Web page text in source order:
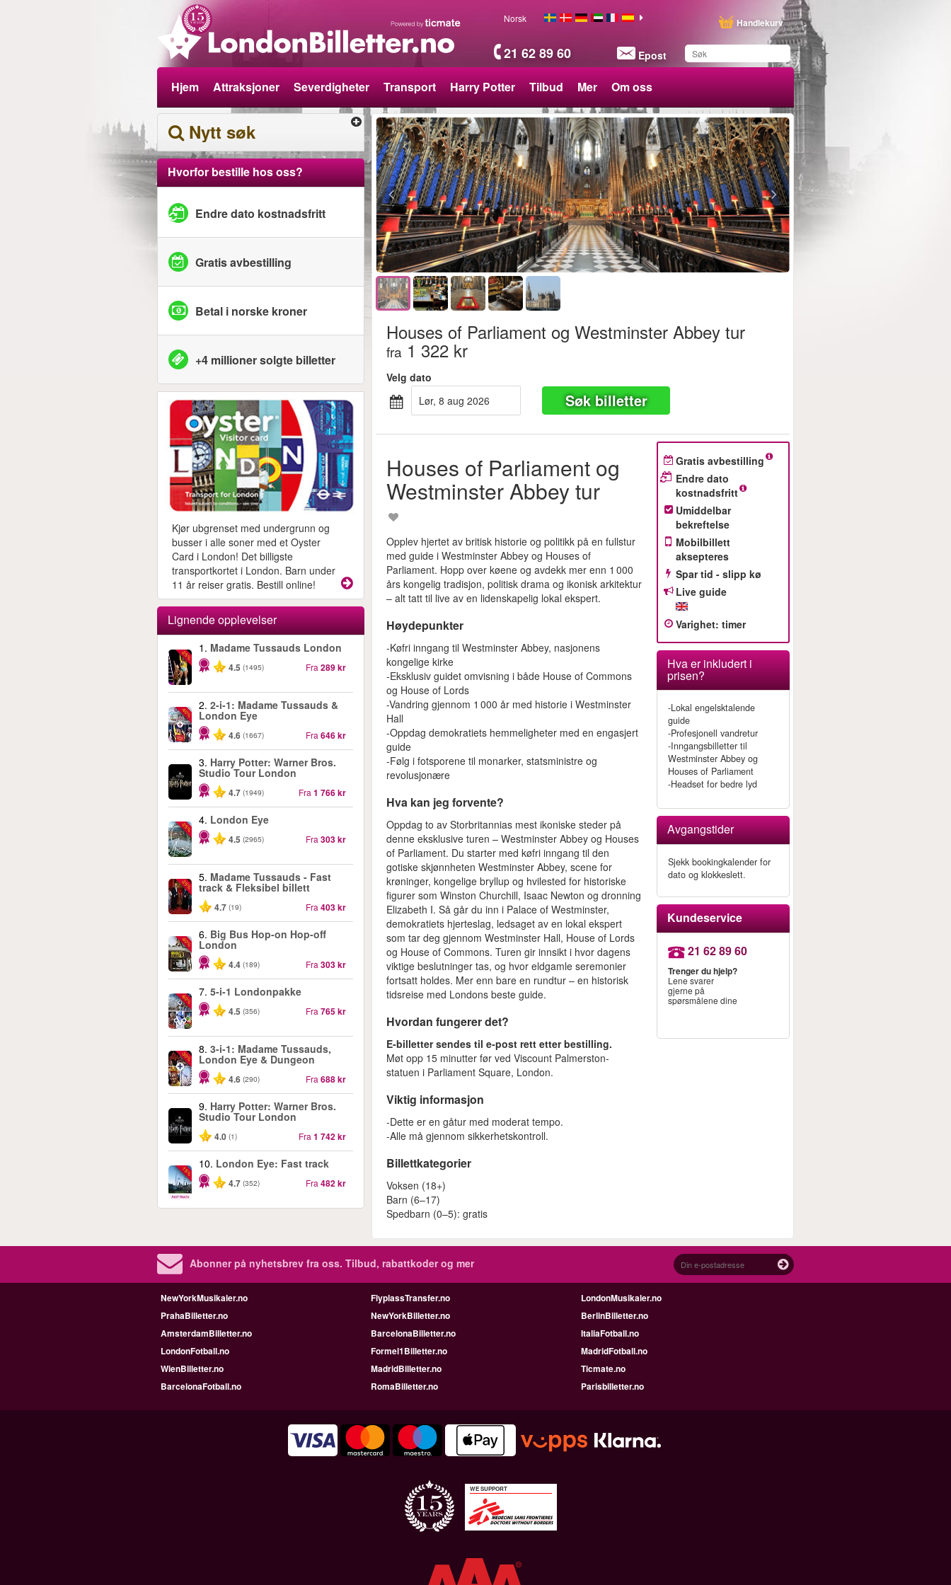
21 62 89 60 Epost
Handlekurv
Norsk
Hjem Attraksjoner Severdigheter Transport Harry Potter Tilbud Mer Om oss
Du har lagret dette
produktet på listen din
Nytt søk
Hvorfor bestille hos oss?
Endre dato kostnadsfritt
Gratis avbestilling
Betal i norske kroner
+4 millioner solgte billetter
Kjør ubgrenset med undergrunn og
busser i alle soner med et Oyster
Card i London! Det billigste
transportkortet i London. Barn under
11 år reiser gratis. Bestill online!
Lignende opplevelser
-25%
1. Madame Tussauds London
4.5 (1495) Fra 289 kr
-40%
2. 2-i-1: Madame Tussauds &
London Eye
4.6 (1667) Fra 646 kr
3. Harry Potter: Warner Bros.
Studio Tour London
4.7 (1949) Fra 1 766 kr
-25%
4. London Eye
4.5 (2965) Fra 303 kr
-25%
5. Madame Tussauds - Fast
track & Fleksibel billett
4.7 (19) Fra 403 kr
-40%
6. Big Bus Hop-on Hop-off
London
4.4 (189) Fra 303 kr
-60%
7. 5-i-1 Londonpakke
4.5 (356) Fra 765 kr
-30%
8. 3-i-1: Madame Tussauds,
London Eye & Dungeon
4.6 (290) Fra 688 kr
9. Harry Potter: Warner Bros.
Studio Tour London
4.0 (1) Fra 1 742 kr
-15%
10. London Eye: Fast track
4.7 (352) Fra 482 kr
Houses of Parliament og Westminster Abbey tur
fra 1 322 kr
Velg dato
lør, 8 aug 2026
Søk billetter
Houses of Parliament og
Westminster Abbey tur
Opplev hjertet av britisk historie og politikk på en fullstur
med guide i Westminster Abbey og Houses of
Parliament. Hopp over køene og avdekk mer enn 1 000
års kongelig tradisjon, politisk drama og ikonisk arkitektur
– alt tatt til live av en lidenskapelig lokal ekspert.
Høydepunkter
-Køfri inngang til Westminster Abbey, nasjonens
kongelige kirke
-Eksklusiv guidet omvisning i både House of Commons
og House of Lords
-Vandring gjennom 1 000 år med historie i Westminster
Hall
-Oppdag demokratiets hemmeligheter med en engasjert
guide
-Følg i fotsporene til monarker, statsministre og
revolusjonære
Hva kan jeg forvente?
Oppdag to av Storbritannias mest ikoniske steder på
denne eksklusive turen – Westminster Abbey og Houses
of Parliament. Du starter med køfri inngang til den
gotiske skjønnheten Westminster Abbey, scene for
krøninger, kongelige bryllup og hvilested for historiske
figurer som Winston Churchill, Isaac Newton og dronning
Elizabeth I. Så går du inn i Palace of Westminster,
demokratiets hjerteslag, ledsaget av en lokal ekspert
som tar deg gjennom Westminster Hall, House of Lords
og House of Commons. Turen gir innsikt i hvor dagens
viktige beslutninger tas, og hvor eldgamle seremoni­er
fortsatt holdes. Mer enn bare en rundtur – en historisk
tidsreise med Londons beste guide.
Hvordan fungerer det?
E‑billetter sendes til e‑post rett etter bestilling.
Møt opp 15 minutter før ved Viscount Palmerston-
statuen i Parliament Square, London.
Viktig informasjon
-Dette er en gåtur med moderat tempo.
-Alle må gjennom sikkerhetskontroll.
Billettkategorier
Voksen (18+)
Barn (6–17)
Spedbarn (0–5): gratis
Gratis avbestilling
Endre dato
kostnadsfritt
Umiddelbar
bekreftelse
Mobilbillett
aksepteres
Spar tid - slipp kø
Live guide
Varighet: timer
Hva er inkludert i
prisen?
-Lokal engelsktalende
guide
-Profesjonell vandretur
-Inngangsbilletter til
Westminster Abbey og
Houses of Parliament
-Headset for bedre lyd
Avgangstider
Sjekk bookingkalender for
dato og klokkeslett.
Kundeservice
21 62 89 60
Trenger du hjelp?
Lene svarer
gjerne på
spørsmålene dine
Abonner på nyhetsbrev fra oss. Tilbud, rabattkoder og mer
NewYorkMusikaler.no FlyplassTransfer.no
LondonMusikaler.no
PrahaBilletter.no
NewYorkBilletter.no
BerlinBilletter.no
AmsterdamBilletter.no
BarcelonaBilletter.no
ItaliaFotball.no
LondonFotball.no
Formel1Billetter.no
MadridFotball.no
WienBilletter.no
MadridBilletter.no
Ticmate.no
BarcelonaFotball.no
RomaBilletter.no Parisbilletter.no
WE SUPPORT